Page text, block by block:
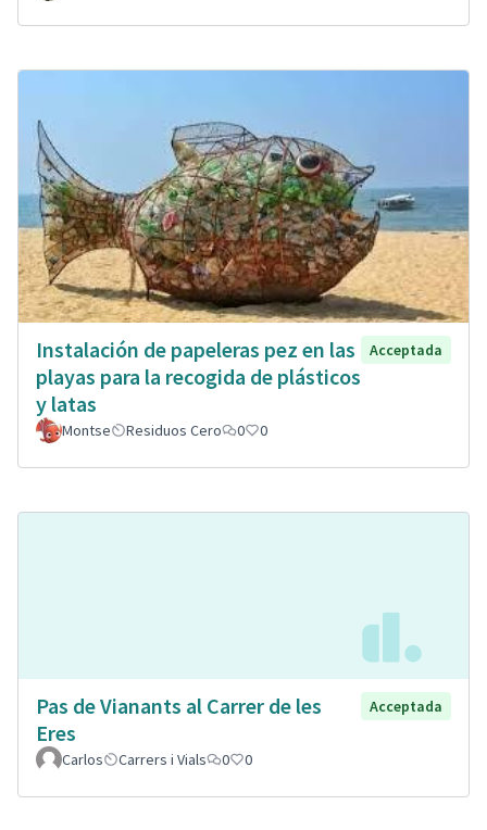
Instalación de papeleras pez en las
playas para la recogida de plásticos
y latas
Acceptada
Montse Residuos Cero 0 0
Pas de Vianants al Carrer de les
Eres
Acceptada
Carlos Carrers i Vials 0 0